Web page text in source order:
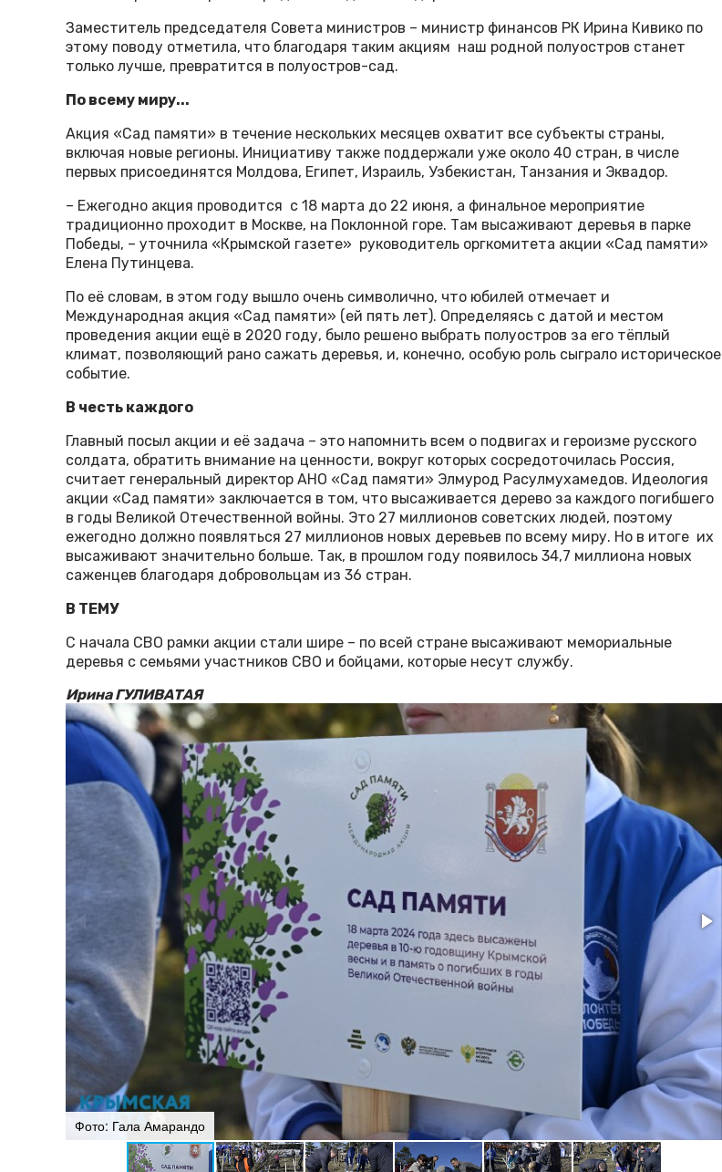
Заместитель председателя Совета министров – министр финансов РК Ирина Кивико по
этому поводу отметила, что благодаря таким акциям наш родной полуостров станет
только лучше, превратится в полуостров-сад.
По всему миру...
Акция «Сад памяти» в течение нескольких месяцев охватит все субъекты страны,
включая новые регионы. Инициативу также поддержали уже около 40 стран, в числе
первых присоединятся Молдова, Египет, Израиль, Узбекистан, Танзания и Эквадор.
– Ежегодно акция проводится с 18 марта до 22 июня, а финальное мероприятие
традиционно проходит в Москве, на Поклонной горе. Там высаживают деревья в парке
Победы, – уточнила «Крымской газете» руководитель оргкомитета акции «Сад памяти»
Елена Путинцева.
По её словам, в этом году вышло очень символично, что юбилей отмечает и
Международная акция «Сад памяти» (ей пять лет). Определяясь с датой и местом
проведения акции ещё в 2020 году, было решено выбрать полуостров за его тёплый
климат, позволяющий рано сажать деревья, и, конечно, особую роль сыграло историческое
событие.
В честь каждого
Главный посыл акции и её задача – это напомнить всем о подвигах и героизме русского
солдата, обратить внимание на ценности, вокруг которых сосредоточилась Россия,
считает генеральный директор АНО «Сад памяти» Элмурод Расулмухамедов. Идеология
акции «Сад памяти» заключается в том, что высаживается дерево за каждого погибшего
в годы Великой Отечественной войны. Это 27 миллионов советских людей, поэтому
ежегодно должно появляться 27 миллионов новых деревьев по всему миру. Но в итоге их
высаживают значительно больше. Так, в прошлом году появилось 34,7 миллиона новых
саженцев благодаря добровольцам из 36 стран.
В ТЕМУ
С начала СВО рамки акции стали шире – по всей стране высаживают мемориальные
деревья с семьями участников СВО и бойцами, которые несут службу.
Ирина ГУЛИВАТАЯ
Фото: Гала Амарандо